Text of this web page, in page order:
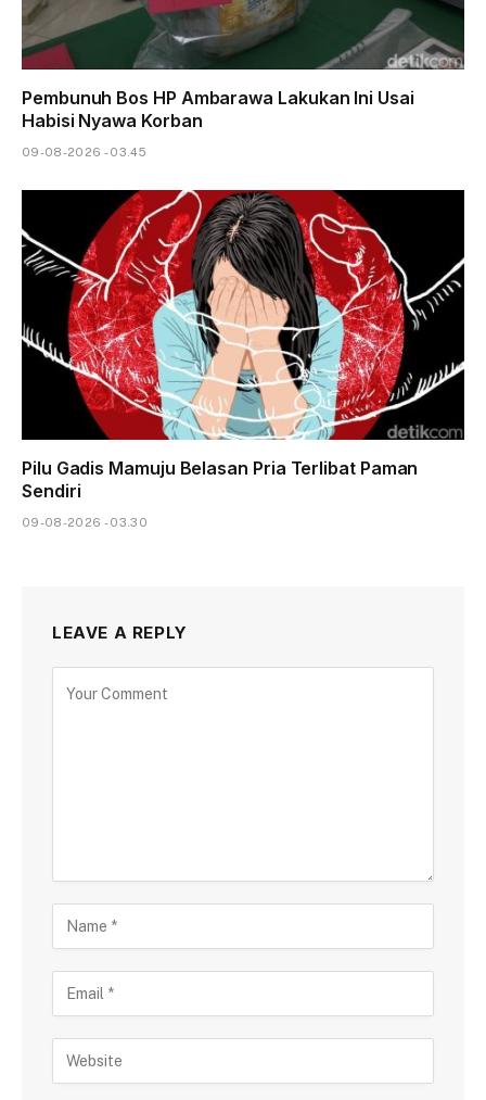
Pembunuh Bos HP Ambarawa Lakukan Ini Usai
Habisi Nyawa Korban
09-08-2026 - 03.45
Pilu Gadis Mamuju Belasan Pria Terlibat Paman
Sendiri
09-08-2026 - 03.30
LEAVE A REPLY